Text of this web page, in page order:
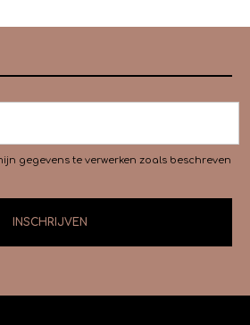
gegevens te verwerken zoals beschreven